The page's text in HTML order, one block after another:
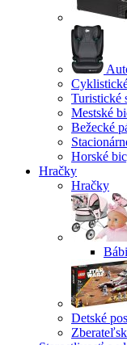
Turistické
Mestské
Bežecké
Horské
Hračky
Hračky
Detské